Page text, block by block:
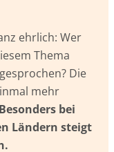
ehrlich: Wer
Thema
Die
mehr
Besonders bei
Ländern steigt